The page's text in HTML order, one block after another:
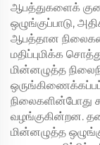
ஆபத்துகளைக்
ஒழுங்குப்பாடு,
ஆபத்தான
மதிப்புமிக்க
மின்னழுத்த
நிலைகளின்போது
வழங்குகின்றன.
மின்னழுத்த